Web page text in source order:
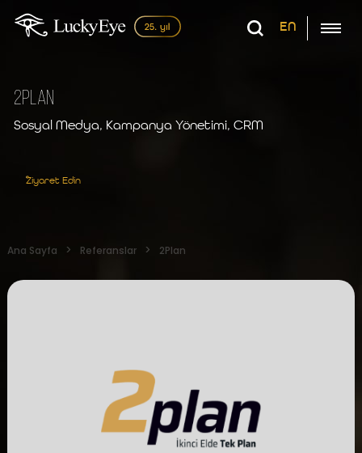
EN
2Plan
Sosyal Medya, Kampanya Yönetimi, CRM
Ziyaret Edin
Ana Sayfa Referanslar 2Plan